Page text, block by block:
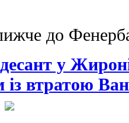
до
у
із втратою